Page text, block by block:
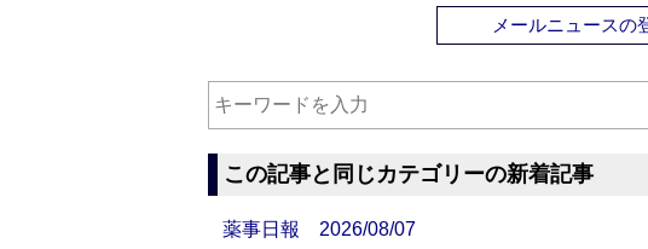
メールニュースの
この記事と同じカテゴリーの新着記事
薬事日報 2026/08/07